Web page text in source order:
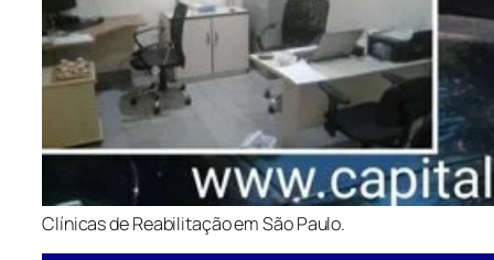
Clínicas de Reabilitação em São Paulo.